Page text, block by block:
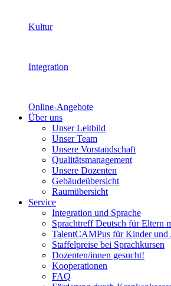
Kultur
Integration
Online-Angebote
Über uns
Unser Leitbild
Unser Team
Unsere Vorstandschaft
Qualitätsmanagement
Unsere Dozenten
Gebäudeübersicht
Raumübersicht
Service
Integration und Sprache
Sprachtreff Deutsch für Eltern
TalentCAMPus für Kinder und
Staffelpreise bei Sprachkursen
Dozenten/innen gesucht!
Kooperationen
FAQ